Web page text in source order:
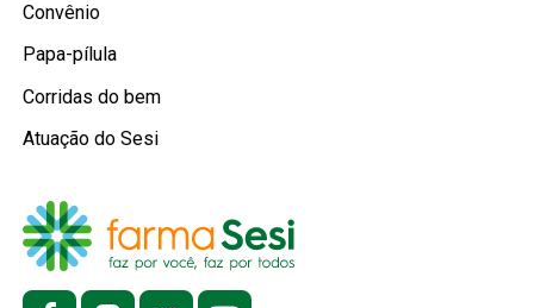
Convênio
Papa-pílula
Corridas do bem
Atuação do Sesi